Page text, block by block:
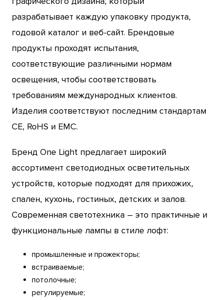
разрабатывает каждую упаковку продукта,
годовой каталог и веб-сайт. Брендовые
продукты проходят испытания,
соответствующие различными нормам
освещения, чтобы соответствовать
требованиям международных клиентов.
Изделия соответствуют последним стандартам
CE, RoHS и EMC.
Бренд One Light предлагает широкий
ассортимент светодиодных осветительных
устройств, которые подходят для прихожих,
спален, кухонь, гостиных, детских и залов.
Современная светотехника – это практичные и
функциональные лампы в стиле лофт:
промышленные и прожекторы;
встраиваемые;
потолочные;
регулируемые;